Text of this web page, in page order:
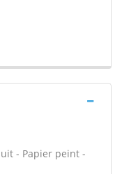
- Papier peint -